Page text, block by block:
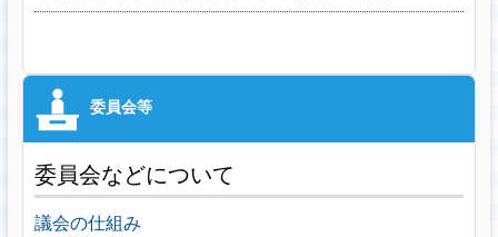
委員会などについて
議会の仕組み